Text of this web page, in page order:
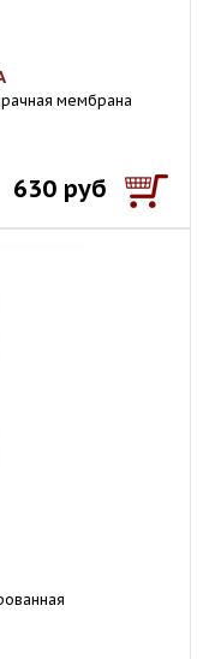
мембрана
630 руб